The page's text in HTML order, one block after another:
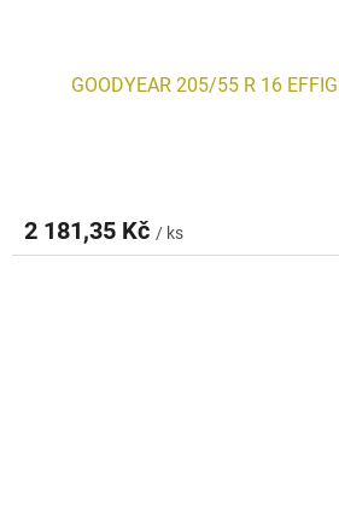
GOODYEAR 205/55 R 16
2 181,35 Kč / ks